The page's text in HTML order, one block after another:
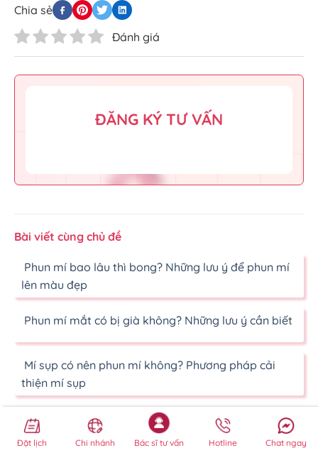
Chia sẻ
Đánh giá
ĐĂNG KÝ TƯ VẤN
Bài viết cùng chủ đề
Phun mí bao lâu thì bong? Những lưu ý để phun mí
lên màu đẹp
Phun mí mắt có bị già không? Những lưu ý cần biết
Mí sụp có nên phun mí không? Phương pháp cải
thiện mí sụp
Tác hại phun mí mắt thường gặp và những rủi ro
tiềm ẩn
Đặt lịch Chi nhánh Bác sĩ tư vấn Hotline Chat ngay